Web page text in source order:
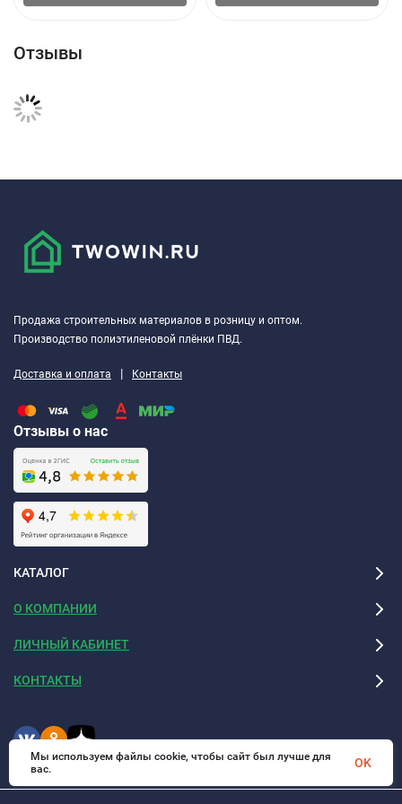
Отзывы
Продажа строительных материалов в розницу и оптом.
Производство полиэтиленовой плёнки ПВД.
Доставка и оплата | Контакты
Отзывы о нас
КАТАЛОГ
О КОМПАНИИ
ЛИЧНЫЙ КАБИНЕТ
КОНТАКТЫ
Мы используем файлы cookie, чтобы сайт был лучше для
вас.
OK